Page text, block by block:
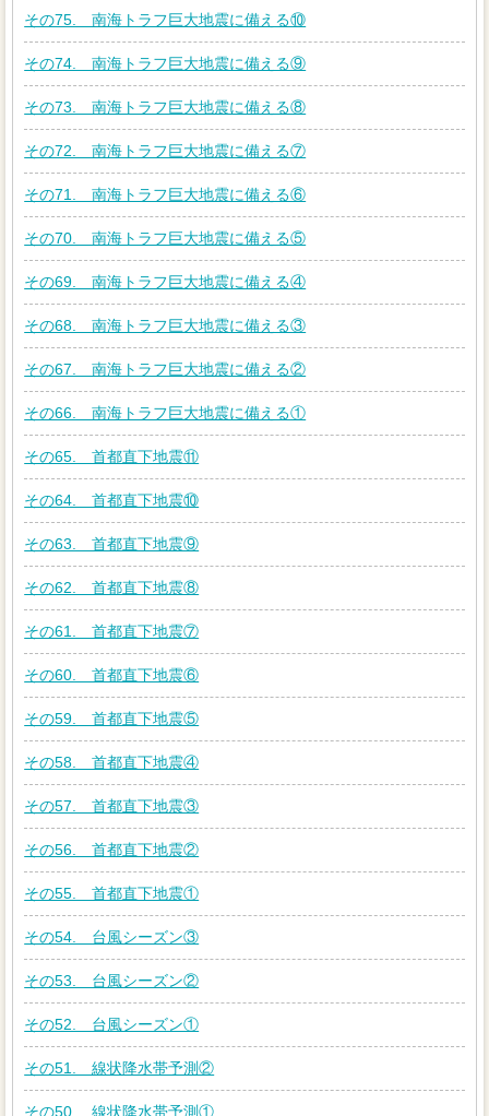
その75. 南海トラフ巨大地震に備える⑩
その74. 南海トラフ巨大地震に備える⑨
その73. 南海トラフ巨大地震に備える⑧
その72. 南海トラフ巨大地震に備える⑦
その71. 南海トラフ巨大地震に備える⑥
その70. 南海トラフ巨大地震に備える⑤
その69. 南海トラフ巨大地震に備える④
その68. 南海トラフ巨大地震に備える③
その67. 南海トラフ巨大地震に備える②
その66. 南海トラフ巨大地震に備える①
その65. 首都直下地震⑪
その64. 首都直下地震⑩
その63. 首都直下地震⑨
その62. 首都直下地震⑧
その61. 首都直下地震⑦
その60. 首都直下地震⑥
その59. 首都直下地震⑤
その58. 首都直下地震④
その57. 首都直下地震③
その56. 首都直下地震②
その55. 首都直下地震①
その54. 台風シーズン③
その53. 台風シーズン②
その52. 台風シーズン①
その51. 線状降水帯予測②
その50. 線状降水帯予測①